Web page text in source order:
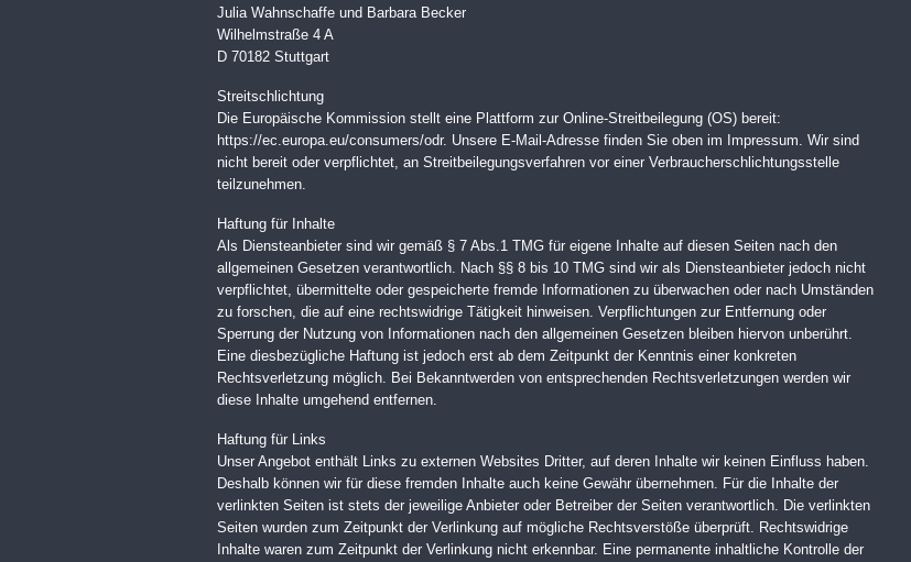
Julia Wahnschaffe und Barbara Becker
Wilhelmstraße 4 A
D 70182 Stuttgart
Streitschlichtung
Die Europäische Kommission stellt eine Plattform zur Online-Streitbeilegung (OS) bereit:
https://ec.europa.eu/consumers/odr. Unsere E-Mail-Adresse finden Sie oben im Impressum. Wir sind
nicht bereit oder verpflichtet, an Streitbeilegungsverfahren vor einer Verbraucherschlichtungsstelle
teilzunehmen.
Haftung für Inhalte
Als Diensteanbieter sind wir gemäß § 7 Abs.1 TMG für eigene Inhalte auf diesen Seiten nach den
allgemeinen Gesetzen verantwortlich. Nach §§ 8 bis 10 TMG sind wir als Diensteanbieter jedoch nicht
verpflichtet, übermittelte oder gespeicherte fremde Informationen zu überwachen oder nach Umständen
zu forschen, die auf eine rechtswidrige Tätigkeit hinweisen. Verpflichtungen zur Entfernung oder
Sperrung der Nutzung von Informationen nach den allgemeinen Gesetzen bleiben hiervon unberührt.
Eine diesbezügliche Haftung ist jedoch erst ab dem Zeitpunkt der Kenntnis einer konkreten
Rechtsverletzung möglich. Bei Bekanntwerden von entsprechenden Rechtsverletzungen werden wir
diese Inhalte umgehend entfernen.
Haftung für Links
Unser Angebot enthält Links zu externen Websites Dritter, auf deren Inhalte wir keinen Einfluss haben.
Deshalb können wir für diese fremden Inhalte auch keine Gewähr übernehmen. Für die Inhalte der
verlinkten Seiten ist stets der jeweilige Anbieter oder Betreiber der Seiten verantwortlich. Die verlinkten
Seiten wurden zum Zeitpunkt der Verlinkung auf mögliche Rechtsverstöße überprüft. Rechtswidrige
Inhalte waren zum Zeitpunkt der Verlinkung nicht erkennbar. Eine permanente inhaltliche Kontrolle der